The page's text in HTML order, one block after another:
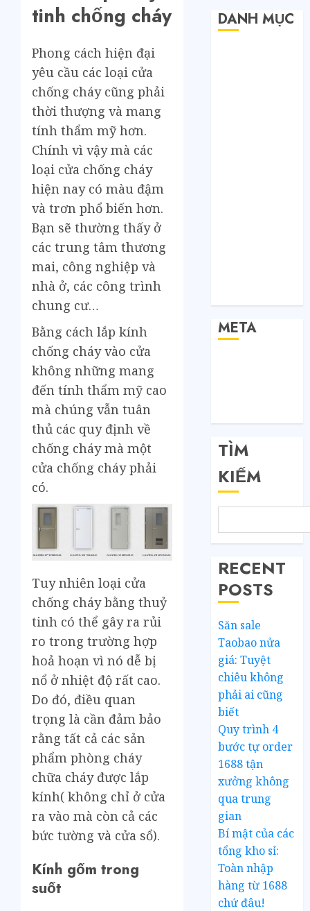
tinh chống cháy
Phong cách hiện đại
yêu cầu các loại cửa
chống cháy cũng phải
thời thượng và mang
tính thẩm mỹ hơn.
Chính vì vậy mà các
loại cửa chống cháy
hiện nay có màu đậm
và trơn phổ biến hơn.
Bạn sẽ thường thấy ở
các trung tâm thương
mai, công nghiệp và
nhà ở, các công trình
chung cư…
Bằng cách lắp kính
chống cháy vào cửa
không những mang
đến tính thẩm mỹ cao
mà chúng vẫn tuân
thủ các quy định về
chống cháy mà một
cửa chống cháy phải
có.
Tuy nhiên loại cửa
chống cháy bằng thuỷ
tinh có thể gây ra rủi
ro trong trường hợp
hoả hoạn vì nó dễ bị
nổ ở nhiệt độ rất cao.
Do đó, điều quan
trọng là cần đảm bảo
rằng tất cả các sản
phẩm phòng cháy
chữa cháy được lắp
kính( không chỉ ở cửa
ra vào mà còn cả các
bức tường và cửa sổ).
Kính gốm trong
suốt
DANH MỤC
META
TÌM
KIẾM
RECENT
POSTS
Săn sale
Taobao nửa
giá: Tuyệt
chiêu không
phải ai cũng
biết
Quy trình 4
bước tự order
1688 tận
xưởng không
qua trung
gian
Bí mật của các
tổng kho sỉ:
Toàn nhập
hàng từ 1688
chứ đâu!